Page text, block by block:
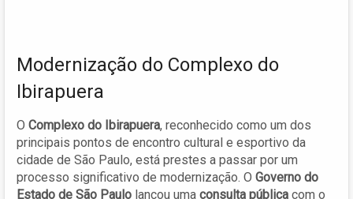
Modernização do Complexo do
Ibirapuera
O Complexo do Ibirapuera, reconhecido como um dos
principais pontos de encontro cultural e esportivo da
cidade de São Paulo, está prestes a passar por um
processo significativo de modernização. O Governo do
Estado de São Paulo lançou uma consulta pública com o